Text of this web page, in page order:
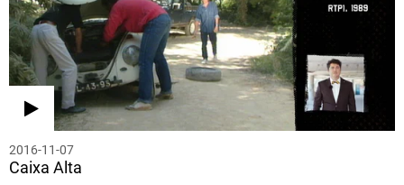
2016-11-07
Caixa Alta